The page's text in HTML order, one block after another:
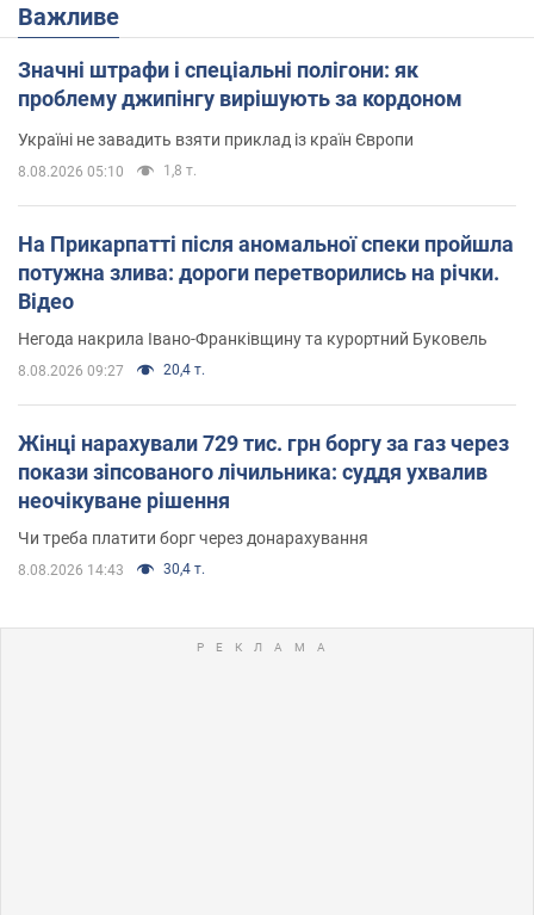
Важливе
Значні штрафи і спеціальні полігони: як
проблему джипінгу вирішують за кордоном
Україні не завадить взяти приклад із країн Європи
8.08.2026 05:10 1,8 т.
На Прикарпатті після аномальної спеки пройшла
потужна злива: дороги перетворились на річки.
Відео
Негода накрила Івано-Франківщину та курортний Буковель
8.08.2026 09:27 20,4 т.
Жінці нарахували 729 тис. грн боргу за газ через
покази зіпсованого лічильника: суддя ухвалив
неочікуване рішення
Чи треба платити борг через донарахування
8.08.2026 14:43 30,4 т.